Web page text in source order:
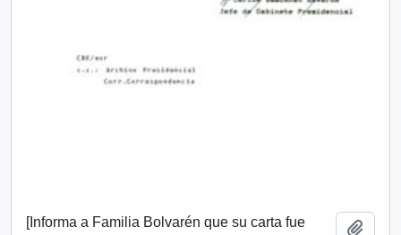
[Informa a Familia Bolvarén que su carta fue